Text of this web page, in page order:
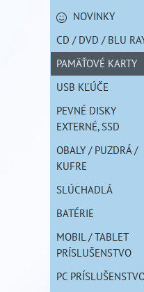
NOVINKY
CD / DVD / BLU
PAMÄŤOVÉ KARTY
USB KĽÚČE
PEVNÉ DISKY
EXTERNÉ, SSD
OBALY / PUZDRÁ /
KUFRE
SLÚCHADLÁ
BATÉRIE
MOBIL / TABLET
PRÍSLUŠENSTVO
PC